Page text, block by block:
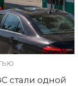
стали одной